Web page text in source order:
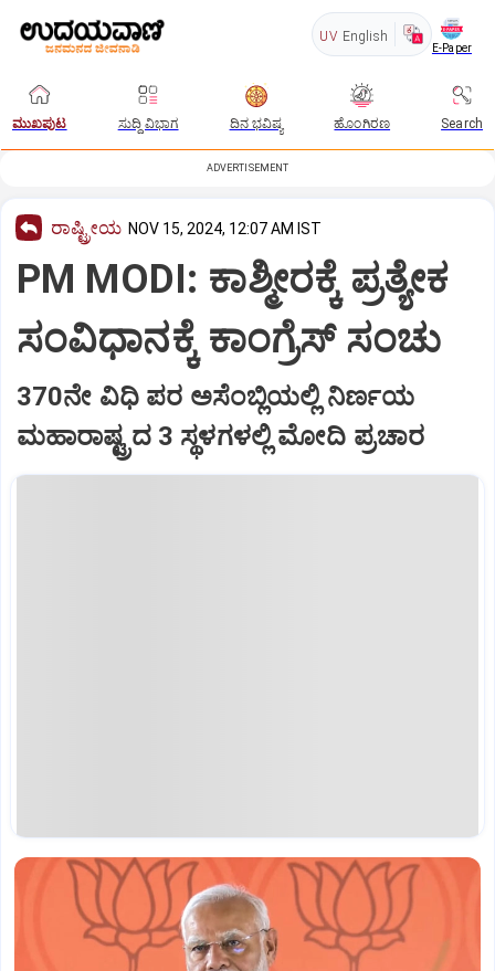
UV English
E-Paper
ಮುಖಪುಟ ಸುದ್ದಿ ವಿಭಾಗ ದಿನ ಭವಿಷ್ಯ ಹೊಂಗಿರಣ Search
ADVERTISEMENT
ರಾಷ್ಟ್ರೀಯ NOV 15, 2024, 12:07 AM IST
PM MODI: ಕಾಶ್ಮೀರಕ್ಕೆ ಪ್ರತ್ಯೇಕ
ಸಂವಿಧಾನಕ್ಕೆ ಕಾಂಗ್ರೆಸ್‌ ಸಂಚು
370ನೇ ವಿಧಿ ಪರ ಅಸೆಂಬ್ಲಿಯಲ್ಲಿ ನಿರ್ಣಯ
ಮಹಾರಾಷ್ಟ್ರದ 3 ಸ್ಥಳಗಳಲ್ಲಿ ಮೋದಿ ಪ್ರಚಾರ